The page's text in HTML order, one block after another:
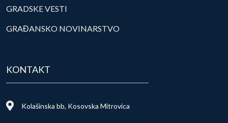
GRADSKE VESTI
GRAĐANSKO NOVINARSTVO
KONTAKT
Kolašinska bb, Kosovska Mitrovica